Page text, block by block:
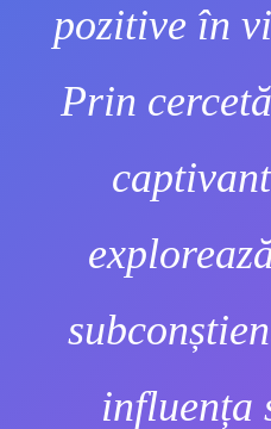
pozitive în
Prin
influența